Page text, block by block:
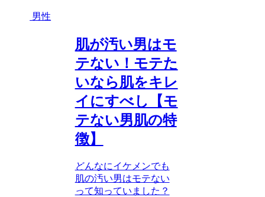
男性
肌が汚い男はモ
テない！モテた
いなら肌をキレ
イにすべし【モ
テない男肌の特
徴】
どんなにイケメンでも
肌の汚い男はモテない
って知っていました？